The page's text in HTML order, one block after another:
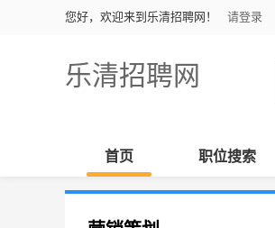
您好，欢迎来到乐清招聘网！ 请登录
乐清招聘网
首页 职位搜索